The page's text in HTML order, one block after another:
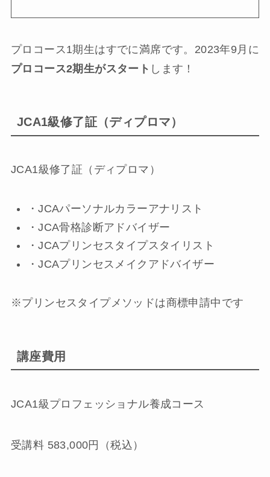
プロコース1期生はすでに満席です。2023年9月に
プロコース2期生がスタート します！
JCA1級修了証（ディプロマ）
JCA1級修了証（ディプロマ）
・JCAパーソナルカラーアナリスト
・JCA骨格診断アドバイザー
・JCAプリンセスタイプスタイリスト
・JCAプリンセスメイクアドバイザー
※プリンセスタイプメソッドは商標申請中です
講座費用
JCA1級プロフェッショナル養成コース
受講料 583,000円（税込）